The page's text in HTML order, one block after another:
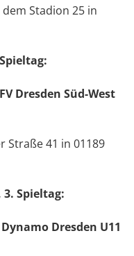
Stadion 25 in
FV Dresden Süd-West
Straße 41 in 01189
3. Spieltag:
Dynamo Dresden U11